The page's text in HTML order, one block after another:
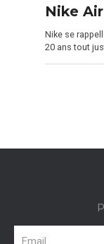
Nike
Nike se
20 ans tout